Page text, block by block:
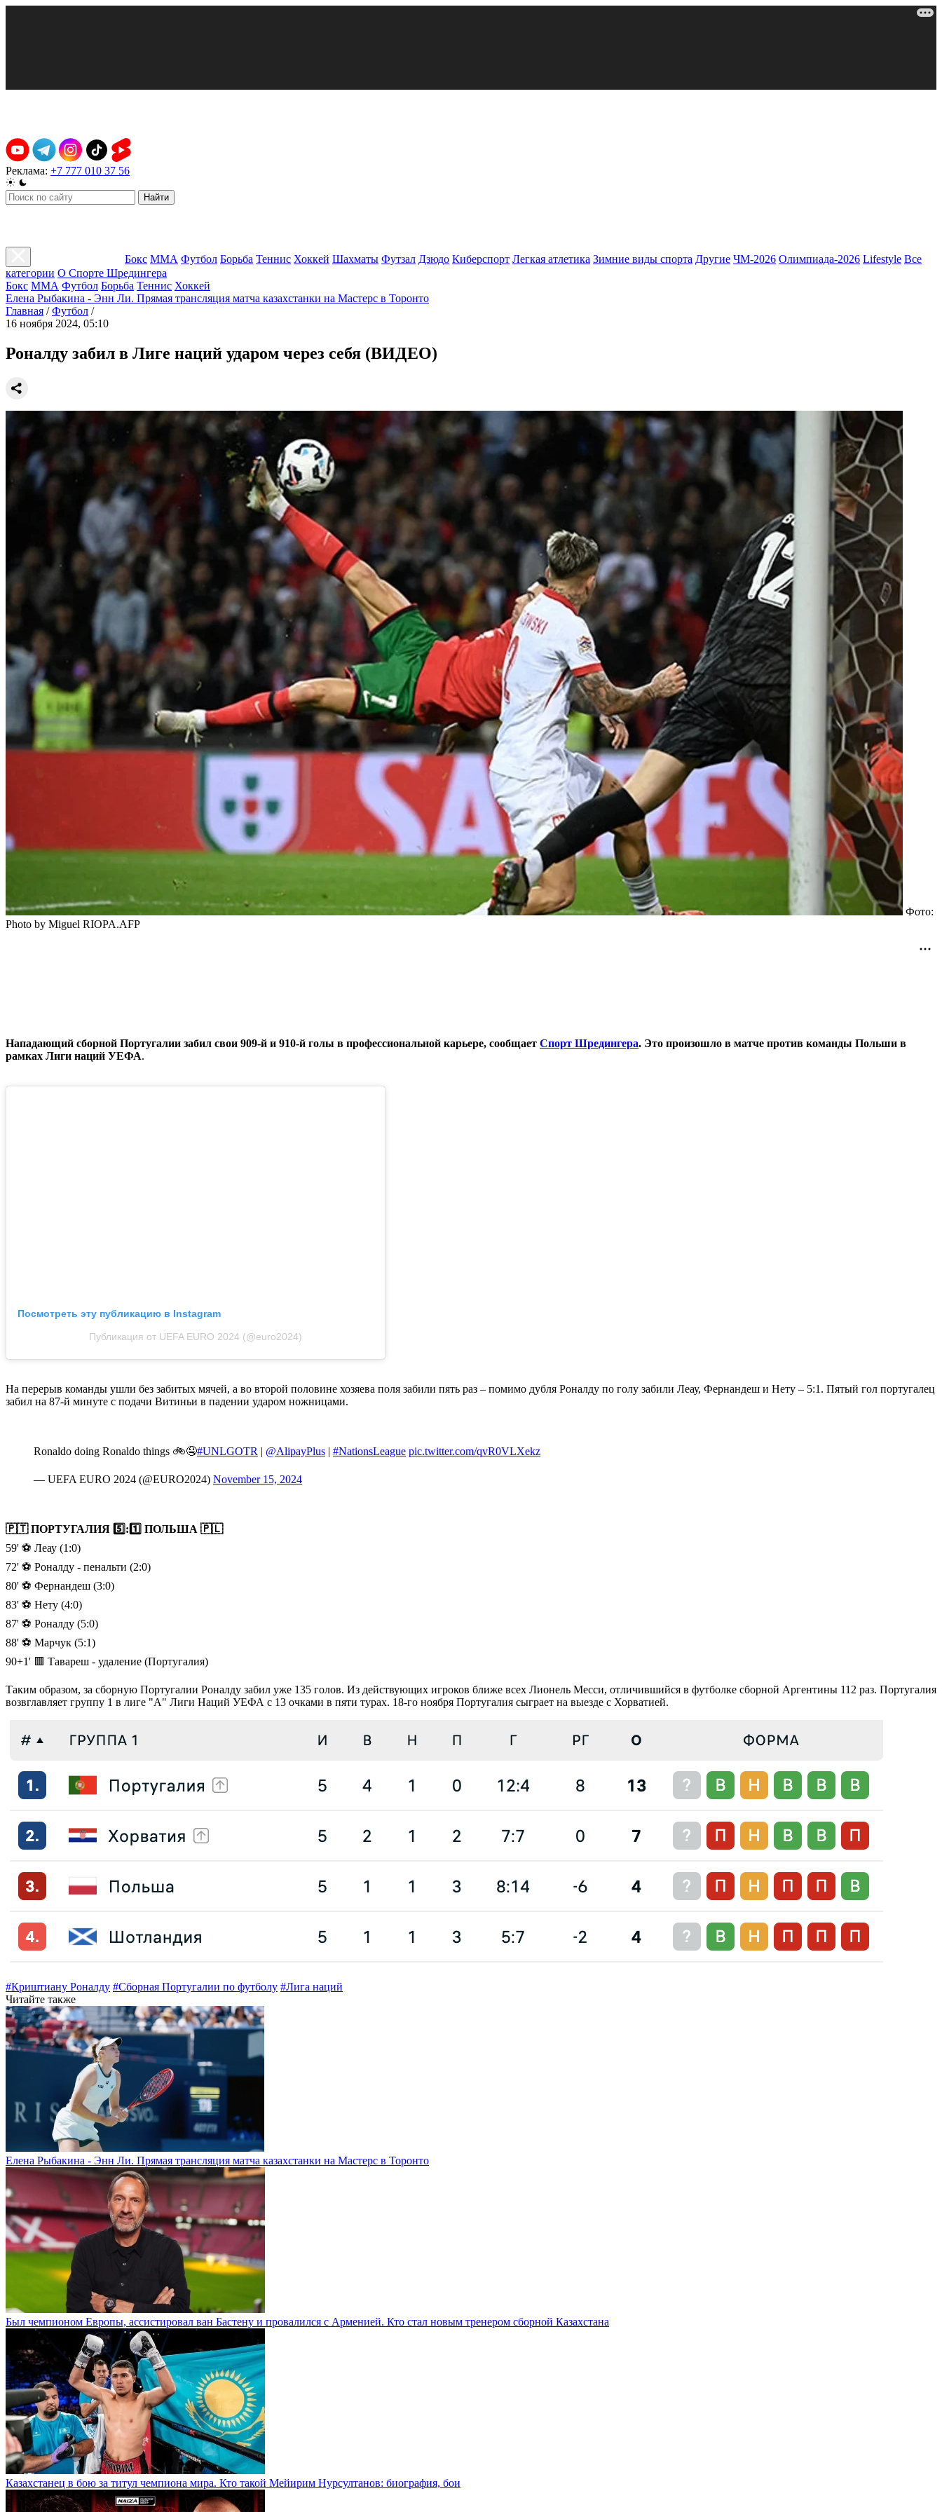
Реклама: +7 777 010 37 56
Найти
Бокс ММА Футбол Борьба Теннис Хоккей Шахматы Футзал Дзюдо Киберспорт Легкая атлетика Зимние виды спорта Другие ЧМ-2026 Олимпиада-2026 Lifestyle Все
категории О Спорте Шредингера
Бокс ММА Футбол Борьба Теннис Хоккей
Елена Рыбакина - Энн Ли. Прямая трансляция матча казахстанки на Мастерс в Торонто
Главная / Футбол /
16 ноября 2024, 05:10
Роналду забил в Лиге наций ударом через себя (ВИДЕО)
Фото:
Photo by Miguel RIOPA.AFP
Нападающий сборной Португалии забил свои 909-й и 910-й голы в профессиональной карьере, сообщает Спорт Шредингера. Это произошло в матче против команды Польши в
рамках Лиги наций УЕФА.
Посмотреть эту публикацию в Instagram
Публикация от UEFA EURO 2024 (@euro2024)
На перерыв команды ушли без забитых мячей, а во второй половине хозяева поля забили пять раз – помимо дубля Роналду по голу забили Леау, Фернандеш и Нету – 5:1. Пятый гол португалец
забил на 87-й минуте с подачи Витиньи в падении ударом ножницами.
Ronaldo doing Ronaldo things 🚲🤤#UNLGOTR | @AlipayPlus | #NationsLeague pic.twitter.com/qvR0VLXekz
— UEFA EURO 2024 (@EURO2024) November 15, 2024
🇵🇹 ПОРТУГАЛИЯ 5️⃣:1️⃣ ПОЛЬША 🇵🇱
59' ⚽️ Леау (1:0)
72' ⚽️ Роналду - пенальти (2:0)
80' ⚽️ Фернандеш (3:0)
83' ⚽️ Нету (4:0)
87' ⚽️ Роналду (5:0)
88' ⚽️ Марчук (5:1)
90+1' 🟥 Тавареш - удаление (Португалия)
Таким образом, за сборную Португалии Роналду забил уже 135 голов. Из действующих игроков ближе всех Лионель Месси, отличившийся в футболке сборной Аргентины 112 раз. Португалия
возвглавляет группу 1 в лиге "А" Лиги Наций УЕФА с 13 очками в пяти турах. 18-го ноября Португалия сыграет на выезде с Хорватией.
#Криштиану Роналду #Сборная Португалии по футболу #Лига наций
Читайте также
Елена Рыбакина - Энн Ли. Прямая трансляция матча казахстанки на Мастерс в Торонто
Был чемпионом Европы, ассистировал ван Бастену и провалился с Арменией. Кто стал новым тренером сборной Казахстана
Казахстанец в бою за титул чемпиона мира. Кто такой Мейирим Нурсултанов: биография, бои